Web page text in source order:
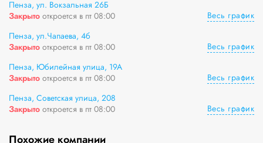
Пенза, ул. Вокзальная 26Б
Закрыто откроется в пт 08:00
Весь график
Пенза, ул.Чапаева, 4б
Закрыто откроется в пт 08:00
Весь график
Пенза, Юбилейная улица, 19А
Закрыто откроется в пт 08:00
Весь график
Пенза, Советская улица, 208
Закрыто откроется в пт 08:00 Весь график
Похожие компании